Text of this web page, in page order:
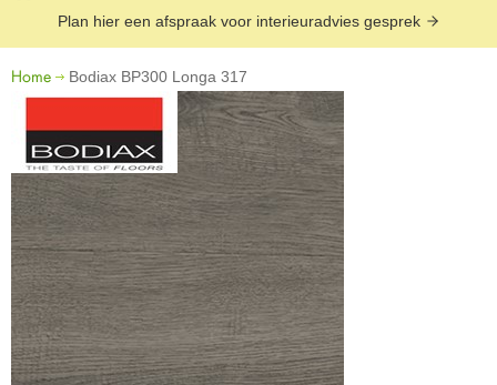
Plan hier een afspraak voor interieuradvies gesprek
Home Bodiax BP300 Longa 317